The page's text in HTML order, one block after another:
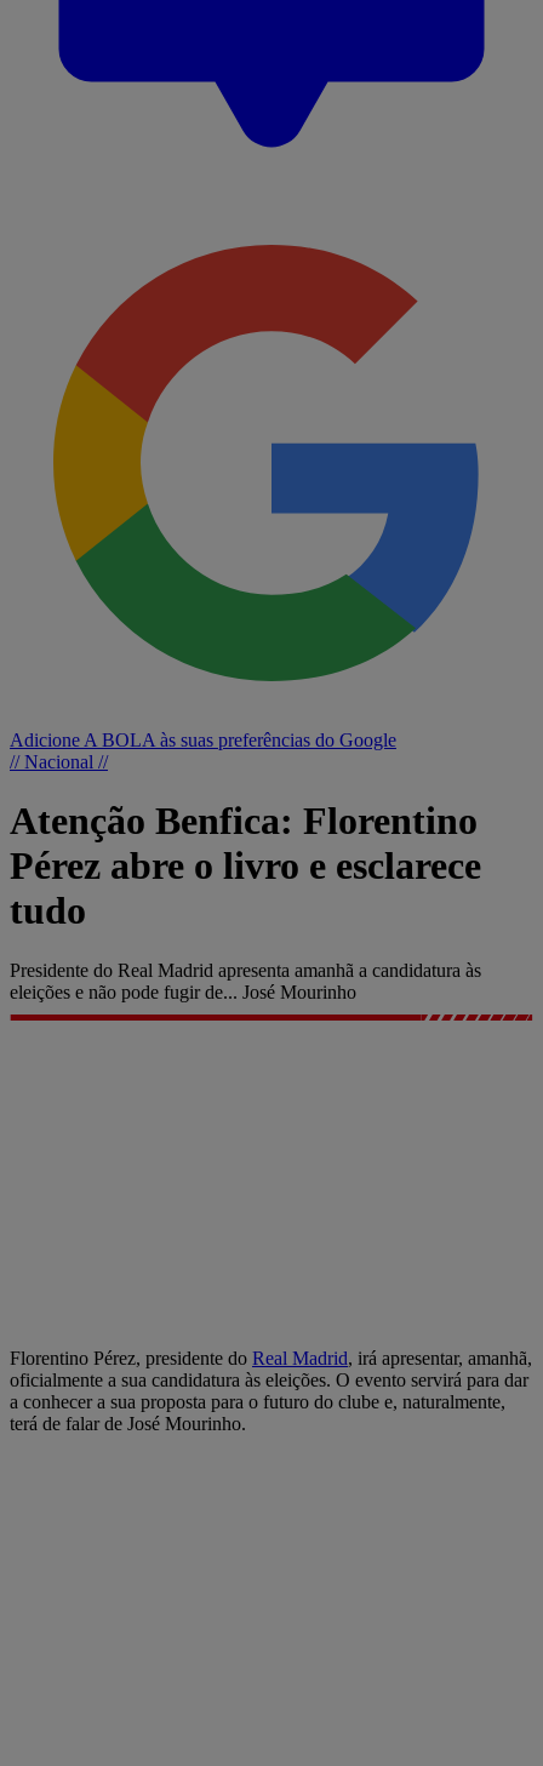
Adicione A BOLA às suas preferências do Google
// Nacional //
Atenção Benfica: Florentino
Pérez abre o livro e esclarece
tudo
Presidente do Real Madrid apresenta amanhã a candidatura às
eleições e não pode fugir de... José Mourinho
Florentino Pérez, presidente do Real Madrid, irá apresentar, amanhã,
oficialmente a sua candidatura às eleições. O evento servirá para dar
a conhecer a sua proposta para o futuro do clube e, naturalmente,
terá de falar de José Mourinho.